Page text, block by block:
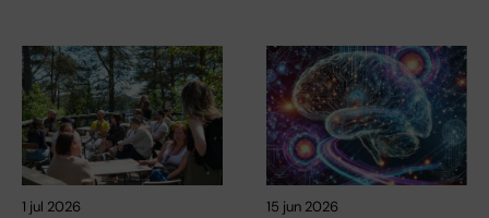
1 jul 2026 15 jun 2026